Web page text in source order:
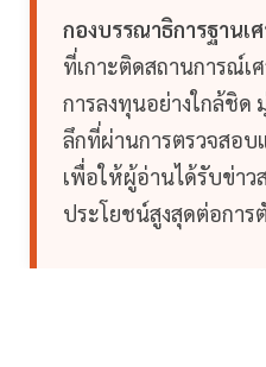
กองบรรณาธิการฐานเ
ที่เกาะติดสถานการณ์เ
การลงทุนอย่างใกล้ชิด
ลึกที่ผ่านการตรวจสอบ
เพื่อให้ผู้อ่านได้รับข่า
ประโยชน์สูงสุดต่อการ